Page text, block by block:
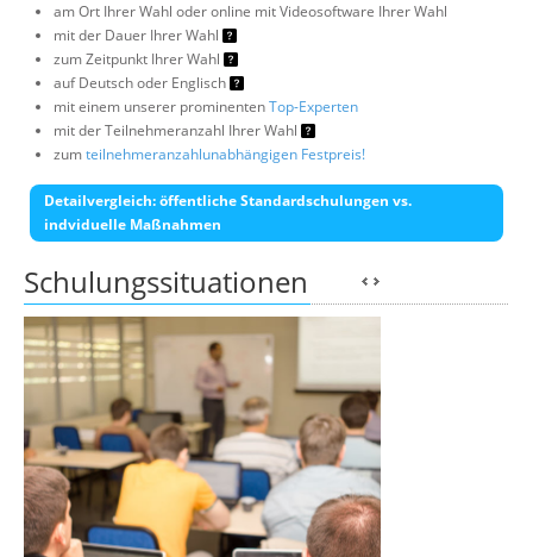
am Ort Ihrer Wahl oder online mit Videosoftware Ihrer Wahl
mit der Dauer Ihrer Wahl
zum Zeitpunkt Ihrer Wahl
auf Deutsch oder Englisch
mit einem unserer prominentenTop-Experten
mit der Teilnehmeranzahl Ihrer Wahl
zumteilnehmeranzahlunabhängigen Festpreis!
Detailvergleich: öffentliche Standardschulungen vs.
indviduelle Maßnahmen
Schulungssituationen